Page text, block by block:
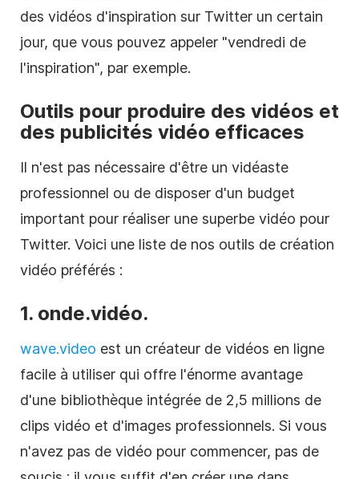
des vidéos d'inspiration sur Twitter un certain
jour, que vous pouvez appeler "vendredi de
l'inspiration", par exemple.
Outils pour produire des vidéos et
des publicités vidéo efficaces
Il n'est pas nécessaire d'être un vidéaste
professionnel ou de disposer d'un budget
important pour réaliser une superbe vidéo pour
Twitter. Voici une liste de nos outils de création
vidéo préférés :
1. onde.vidéo.
wave.video est un créateur de vidéos en ligne
facile à utiliser qui offre l'énorme avantage
d'une bibliothèque intégrée de 2,5 millions de
clips vidéo et d'images professionnels. Si vous
n'avez pas de vidéo pour commencer, pas de